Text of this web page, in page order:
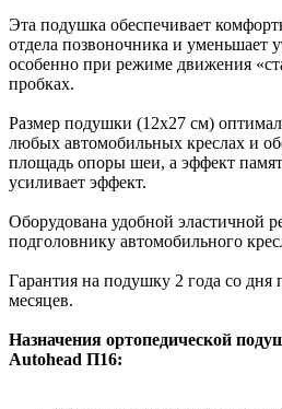
Эта подушка обеспечивает
отдела позвоночника и уменьшает
особенно при режиме движения
пробках.
Размер подушки (12х27 см)
любых автомобильных креслах и
площадь опоры шеи, а эффект
усиливает эффект.
Оборудована удобной эластичной
подголовнику автомобильного
Гарантия на подушку 2 года со дня
месяцев.
Назначения ортопедической
Autohead П16: